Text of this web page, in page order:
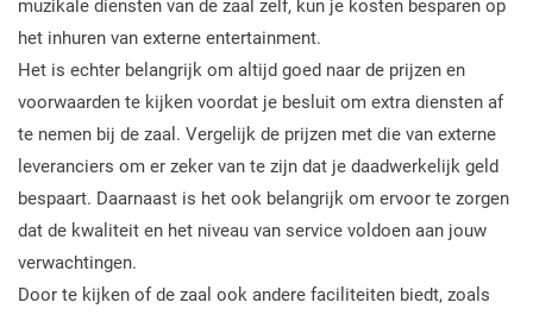
muzikale diensten van de zaal zelf, kun je kosten besparen op
het inhuren van externe entertainment.
Het is echter belangrijk om altijd goed naar de prijzen en
voorwaarden te kijken voordat je besluit om extra diensten af
te nemen bij de zaal. Vergelijk de prijzen met die van externe
leveranciers om er zeker van te zijn dat je daadwerkelijk geld
bespaart. Daarnaast is het ook belangrijk om ervoor te zorgen
dat de kwaliteit en het niveau van service voldoen aan jouw
verwachtingen.
Door te kijken of de zaal ook andere faciliteiten biedt, zoals